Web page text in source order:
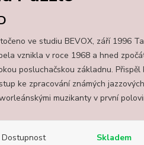
ve studiu BEVOX, září 1996
vznikla v roce 1968 a hned
posluchačskou základnu.
ke zpracování známých
muzikanty v první
Dostupnost
Skladem